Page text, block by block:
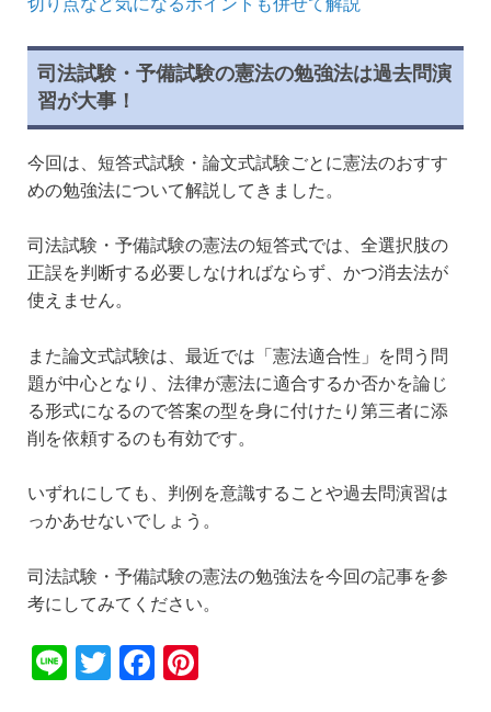
切り点など気になるポイントも併せて解説
司法試験・予備試験の憲法の勉強法は過去問演
習が大事！
今回は、短答式試験・論文式試験ごとに憲法のおすす
めの勉強法について解説してきました。
司法試験・予備試験の憲法の短答式では、全選択肢の
正誤を判断する必要しなければならず、かつ消去法が
使えません。
また論文式試験は、最近では「憲法適合性」を問う問
題が中心となり、法律が憲法に適合するか否かを論じ
る形式になるので答案の型を身に付けたり第三者に添
削を依頼するのも有効です。
いずれにしても、判例を意識することや過去問演習は
っかあせないでしょう。
司法試験・予備試験の憲法の勉強法を今回の記事を参
考にしてみてください。
Li
T
F